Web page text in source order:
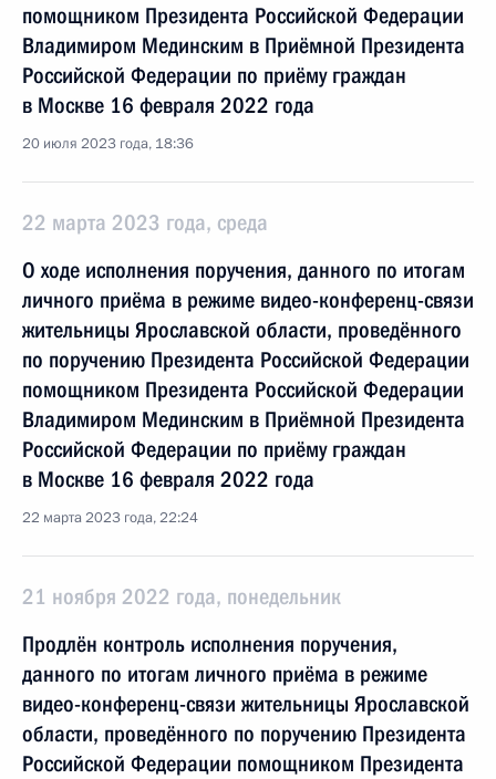
помощником Президента Российской Федерации
Владимиром Мединским в Приёмной Президента
Российской Федерации по приёму граждан
в Москве 16 февраля 2022 года
20 июля 2023 года, 18:36
22 марта 2023 года, среда
О ходе исполнения поручения, данного по итогам
личного приёма в режиме видео-конференц-связи
жительницы Ярославской области, проведённого
по поручению Президента Российской Федерации
помощником Президента Российской Федерации
Владимиром Мединским в Приёмной Президента
Российской Федерации по приёму граждан
в Москве 16 февраля 2022 года
22 марта 2023 года, 22:24
21 ноября 2022 года, понедельник
Продлён контроль исполнения поручения,
данного по итогам личного приёма в режиме
видео-конференц-связи жительницы Ярославской
области, проведённого по поручению Президента
Российской Федерации помощником Президента